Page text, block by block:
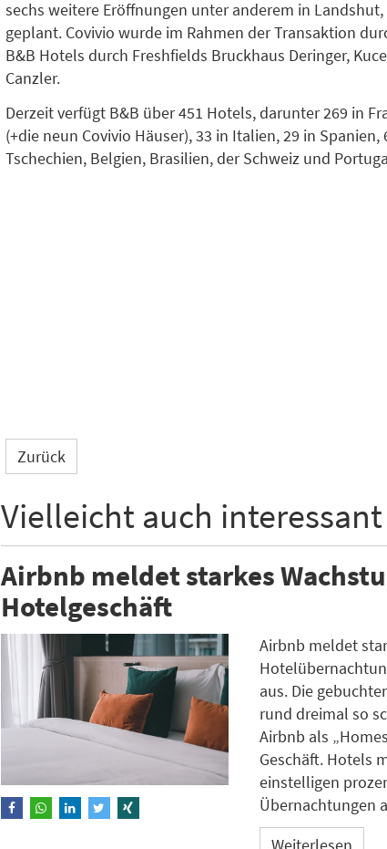
sechs weitere Eröffnungen unter anderem in
geplant. Covivio wurde im Rahmen der Transaktion
B&B Hotels durch Freshfields Bruckhaus Deringer,
Canzler.
Derzeit verfügt B&B über 451 Hotels, darunter 269 in
(+die neun Covivio Häuser), 33 in Italien, 29 in
Tschechien, Belgien, Brasilien, der Schweiz und
Zurück
Vielleicht auch interessant
Airbnb meldet starkes
Hotelgeschäft
Airbnb meldet
aus. Die
rund dreimal so
Airbnb als
Geschäft. Hotels
einstelligen
Übernachtungen